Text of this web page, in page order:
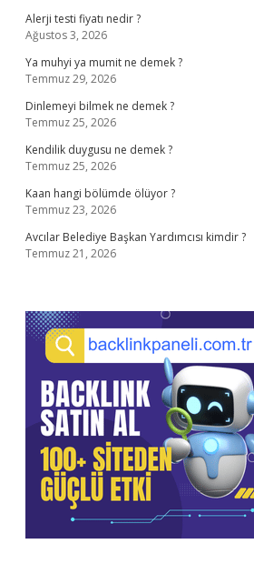
Alerji testi fiyatı nedir ?
Ağustos 3, 2026
Ya muhyi ya mumit ne demek ?
Temmuz 29, 2026
Dinlemeyi bilmek ne demek ?
Temmuz 25, 2026
Kendilik duygusu ne demek ?
Temmuz 25, 2026
Kaan hangi bölümde ölüyor ?
Temmuz 23, 2026
Avcılar Belediye Başkan Yardımcısı kimdir ?
Temmuz 21, 2026